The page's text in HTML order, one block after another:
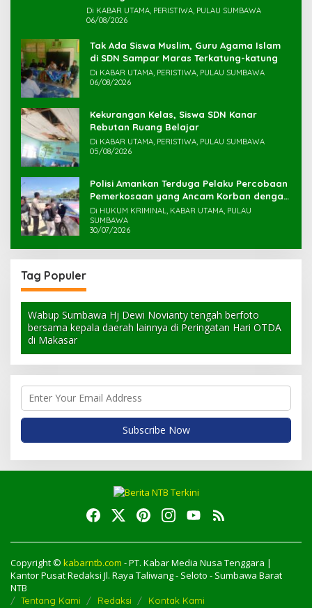
Di KABAR UTAMA, PERISTIWA, PULAU SUMBAWA
06/08/2026
Tak Ada Siswa Muslim, Guru Agama Islam
di SDN Sampar Maras Terkatung-katung ‎
Di KABAR UTAMA, PERISTIWA, PULAU SUMBAWA
06/08/2026
Kekurangan Kelas, Siswa SDN Kanar
Rebutan Ruang Belajar
Di KABAR UTAMA, PERISTIWA, PULAU SUMBAWA
05/08/2026
Polisi Amankan Terduga Pelaku Percobaan
Pemerkosaan yang Ancam Korban dengan
Parang
Di HUKUM KRIMINAL, KABAR UTAMA, PULAU
SUMBAWA
30/07/2026
Tag Populer
Wabup Sumbawa Hj Dewi Novianty tengah berfoto
bersama kepala daerah lainnya di Peringatan Hari OTDA
di Makasar
Copyright © kabarntb.com - PT. Kabar Media Nusa Tenggara |
Kantor Pusat Redaksi Jl. Raya Taliwang - Seloto - Sumbawa Barat
NTB
Tentang Kami Redaksi Kontak Kami